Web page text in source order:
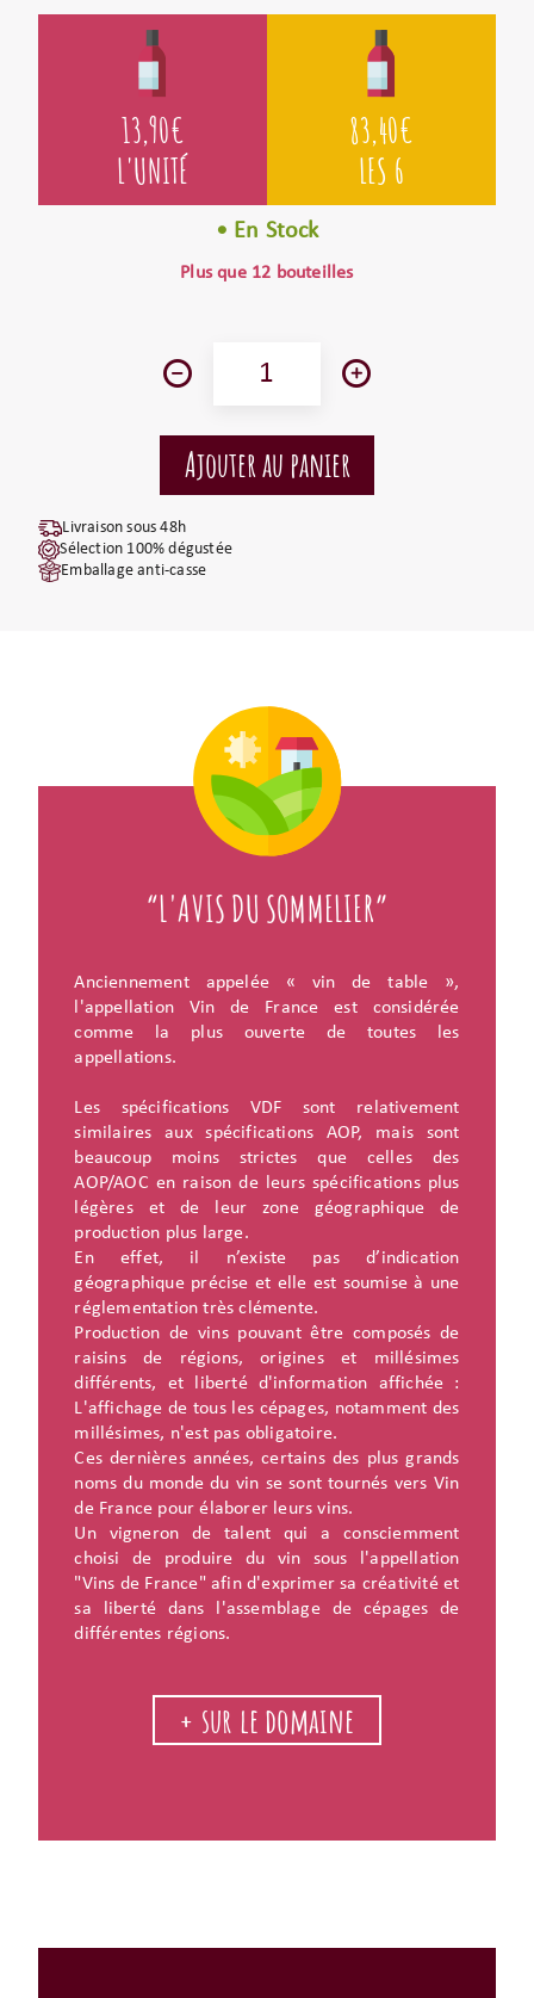
13,90€
L'UNITÉ
83,40€
LES 6
• En Stock
Plus que 12 bouteilles
Livraison sous 48h
Sélection 100% dégustée
Emballage anti-casse
“L'AVIS DU SOMMELIER”
Anciennement appelée « vin de table »,
l'appellation Vin de France est considérée
comme la plus ouverte de toutes les
appellations.
Les spécifications VDF sont relativement
similaires aux spécifications AOP, mais sont
beaucoup moins strictes que celles des
AOP/AOC en raison de leurs spécifications plus
légères et de leur zone géographique de
production plus large.
En effet, il n’existe pas d’indication
géographique précise et elle est soumise à une
réglementation très clémente.
Production de vins pouvant être composés de
raisins de régions, origines et millésimes
différents, et liberté d'information affichée :
L'affichage de tous les cépages, notamment des
millésimes, n'est pas obligatoire.
Ces dernières années, certains des plus grands
noms du monde du vin se sont tournés vers Vin
de France pour élaborer leurs vins.
Un vigneron de talent qui a consciemment
choisi de produire du vin sous l'appellation
"Vins de France" afin d'exprimer sa créativité et
sa liberté dans l'assemblage de cépages de
différentes régions.
+ sur le domaine